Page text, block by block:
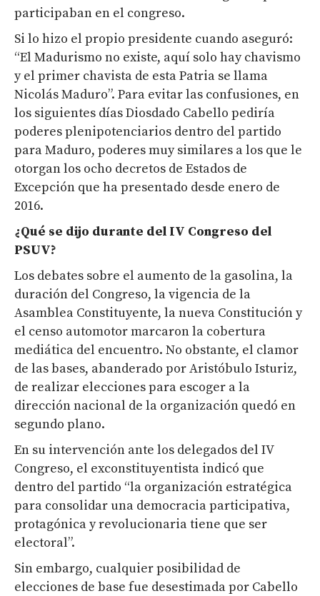
participaban en el congreso.
Si lo hizo el propio presidente cuando aseguró:
“El Madurismo no existe, aquí solo hay chavismo
y el primer chavista de esta Patria se llama
Nicolás Maduro”. Para evitar las confusiones, en
los siguientes días Diosdado Cabello pediría
poderes plenipotenciarios dentro del partido
para Maduro, poderes muy similares a los que le
otorgan los ocho decretos de Estados de
Excepción que ha presentado desde enero de
2016.
¿Qué se dijo durante del IV Congreso del
PSUV?
Los debates sobre el aumento de la gasolina, la
duración del Congreso, la vigencia de la
Asamblea Constituyente, la nueva Constitución y
el censo automotor marcaron la cobertura
mediática del encuentro. No obstante, el clamor
de las bases, abanderado por Aristóbulo Isturiz,
de realizar elecciones para escoger a la
dirección nacional de la organización quedó en
segundo plano.
En su intervención ante los delegados del IV
Congreso, el exconstituyentista indicó que
dentro del partido “la organización estratégica
para consolidar una democracia participativa,
protagónica y revolucionaria tiene que ser
electoral”.
Sin embargo, cualquier posibilidad de
elecciones de base fue desestimada por Cabello